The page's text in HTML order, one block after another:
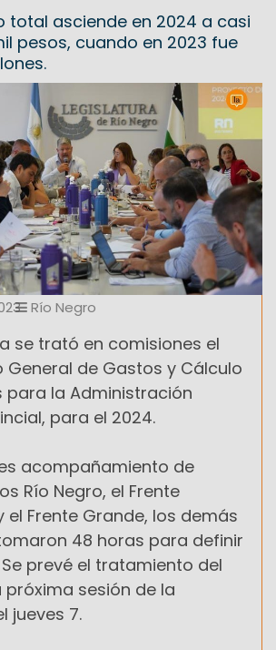
total asciende en 2024 a casi
pesos, cuando en 2023 fue
Río Negro
se trató en comisiones el
General de Gastos y Cálculo
para la Administración
para el 2024.
acompañamiento de
Río Negro, el Frente
el Frente Grande, los demás
48 horas para definir
prevé el tratamiento del
próxima sesión de la
jueves 7.